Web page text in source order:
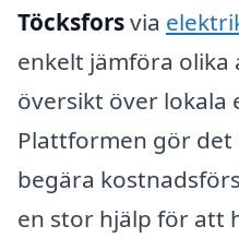
Töcksforsvia
enkelt jämföra olika
översikt över lokala
Plattformen gör
begära
en stor hjälp för att